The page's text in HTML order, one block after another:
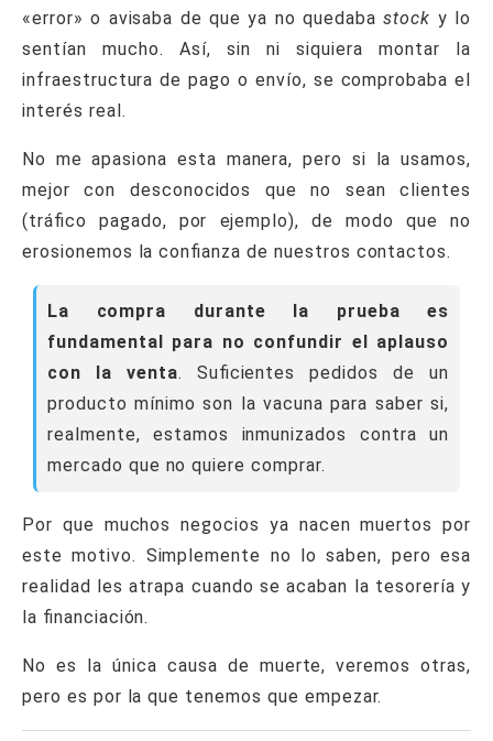
«error» o avisaba de que ya no quedabastock y lo
sentían mucho. Así, sin ni siquiera montar la
infraestructura de pago o envío, se comprobaba el
interés real.
No me apasiona esta manera, pero si la usamos,
mejor con desconocidos que no sean clientes
(tráfico pagado, por ejemplo), de modo que no
erosionemos la confianza de nuestros contactos.
La compra durante la prueba es
fundamental para no confundir el aplauso
con la venta. Suficientes pedidos de un
producto mínimo son la vacuna para saber si,
realmente, estamos inmunizados contra un
mercado que no quiere comprar.
Por que muchos negocios ya nacen muertos por
este motivo. Simplemente no lo saben, pero esa
realidad les atrapa cuando se acaban la tesorería y
la financiación.
No es la única causa de muerte, veremos otras,
pero es por la que tenemos que empezar.